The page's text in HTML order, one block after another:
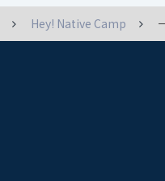
Hey! Native Camp